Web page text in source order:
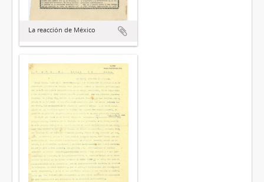
La reacción de México